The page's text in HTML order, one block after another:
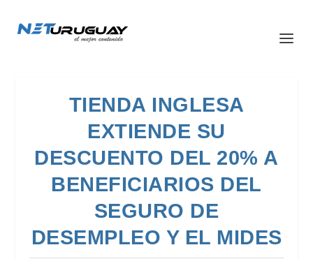
TIENDA INGLESA
EXTIENDE SU
DESCUENTO DEL 20% A
BENEFICIARIOS DEL
SEGURO DE
DESEMPLEO Y EL MIDES